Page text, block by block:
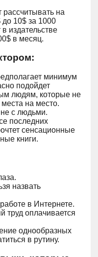
на
до 10$ за 1000
издательстве
в месяц.
минимум
подойдет
людям, которые не
на место.
с людьми.
последних
сенсационные
книги.
назвать
в Интернете.
труд оплачивается
однообразных
в рутину.